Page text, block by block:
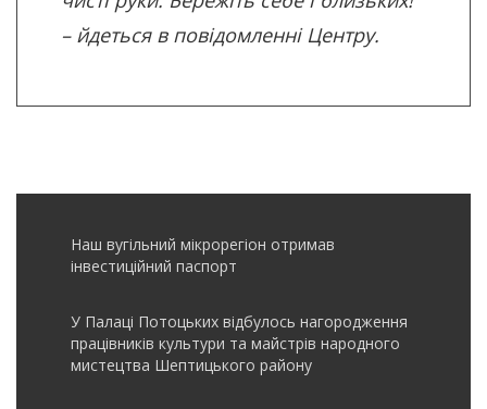
– йдеться в повідомленні Центру.
Наш вугільний мікрорегіон отримав
інвеcтиційний паспорт
У Палаці Потоцьких відбулось нагородження
працівників культури та майстрів народного
мистецтва Шептицького району